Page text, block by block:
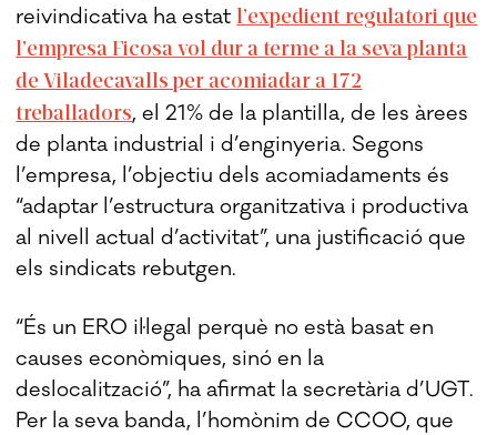
reivindicativa ha estat l’expedient regulatori que
l’empresa Ficosa vol dur a terme a la seva planta
de Viladecavalls per acomiadar a 172
treballadors, el 21% de la plantilla, de les àrees
de planta industrial i d’enginyeria. Segons
l’empresa, l’objectiu dels acomiadaments és
“adaptar l’estructura organitzativa i productiva
al nivell actual d’activitat”, una justificació que
els sindicats rebutgen.
“És un ERO il·legal perquè no està basat en
causes econòmiques, sinó en la
deslocalització”, ha afirmat la secretària d’UGT.
Per la seva banda, l’homònim de CCOO, que